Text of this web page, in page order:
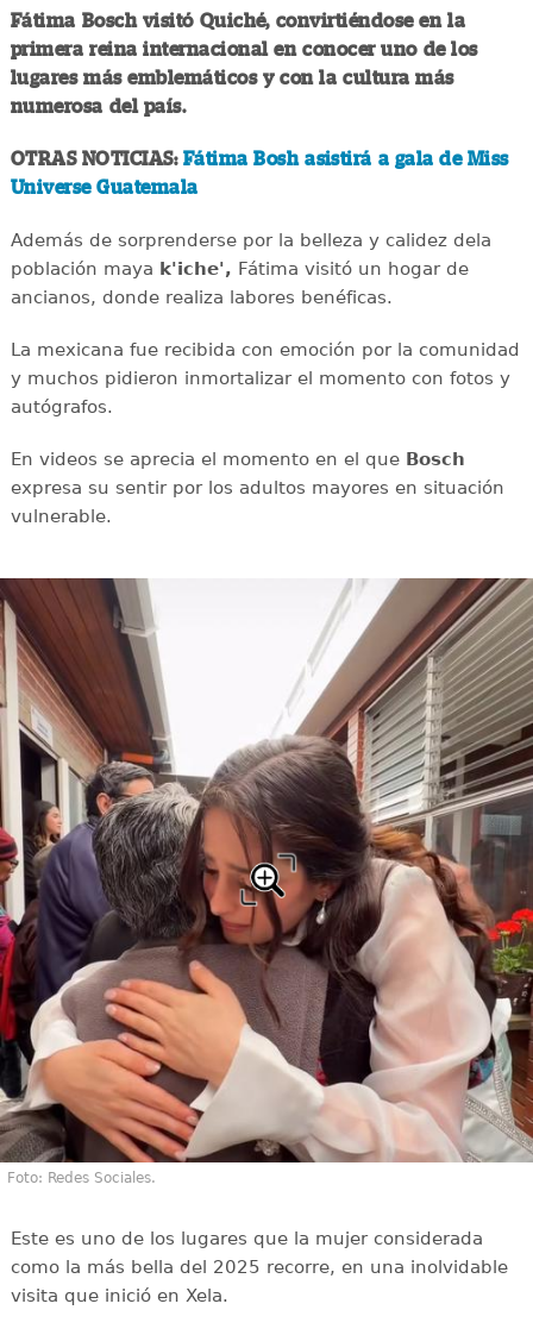
Fátima Bosch visitó Quiché, convirtiéndose en la
primera reina internacional en conocer uno de los
lugares más emblemáticos y con la cultura más
numerosa del país.
OTRAS NOTICIAS: Fátima Bosh asistirá a gala de Miss
Universe Guatemala
Además de sorprenderse por la belleza y calidez dela
población maya k'iche', Fátima visitó un hogar de
ancianos, donde realiza labores benéficas.
La mexicana fue recibida con emoción por la comunidad
y muchos pidieron inmortalizar el momento con fotos y
autógrafos.
En videos se aprecia el momento en el queBosch
expresa su sentir por los adultos mayores en situación
vulnerable.
Foto: Redes Sociales.
Este es uno de los lugares que la mujer considerada
como la más bella del 2025 recorre, en una inolvidable
visita que inició en Xela.